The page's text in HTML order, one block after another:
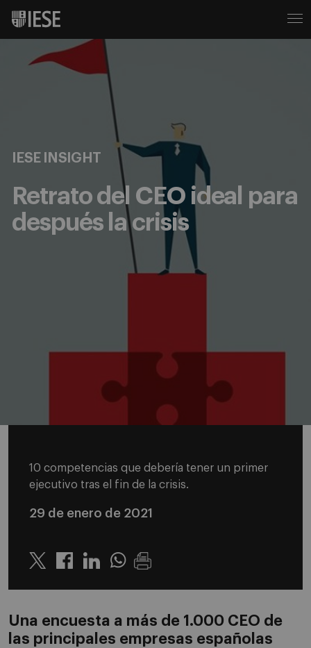
IESE INSIGHT
Retrato del CEO ideal para
después la crisis
10 competencias que debería tener un primer
ejecutivo tras el fin de la crisis.
29 de enero de 2021
Twitter LinkedinWhatsapp
Una encuesta a más de 1.000 CEO de
las principales empresas españolas